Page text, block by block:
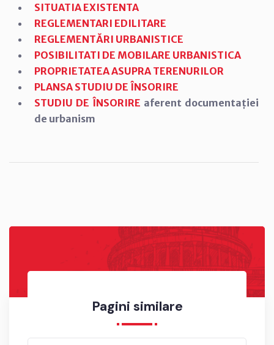
Pagini similare
SITUATIA EXISTENTA
REGLEMENTARI EDILITARE
REGLEMENTĂRI URBANISTICE
POSIBILITATI DE MOBILARE URBANISTICA
PROPRIETATEA ASUPRA TERENURILOR
PLANSA STUDIU DE ÎNSORIRE
STUDIU DE ÎNSORIRE aferent documentației
de urbanism